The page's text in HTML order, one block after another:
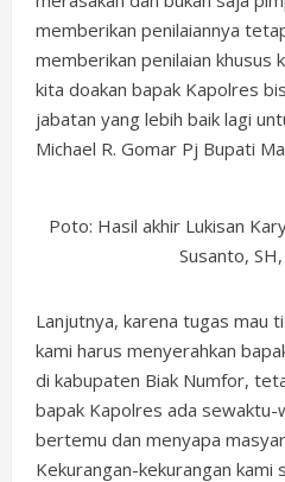
memberikan penilaiannya
memberikan penilaian khusus
kita doakan bapak Kapolres
jabatan yang lebih baik lagi
Michael R. Gomar Pj Bupati
Poto: Hasil akhir Lukisan
Susanto,
Lanjutnya, karena tugas mau
kami harus menyerahkan
di kabupaten Biak Numfor,
bapak Kapolres ada sewaktu-
bertemu dan menyapa
Kekurangan-kekurangan kami